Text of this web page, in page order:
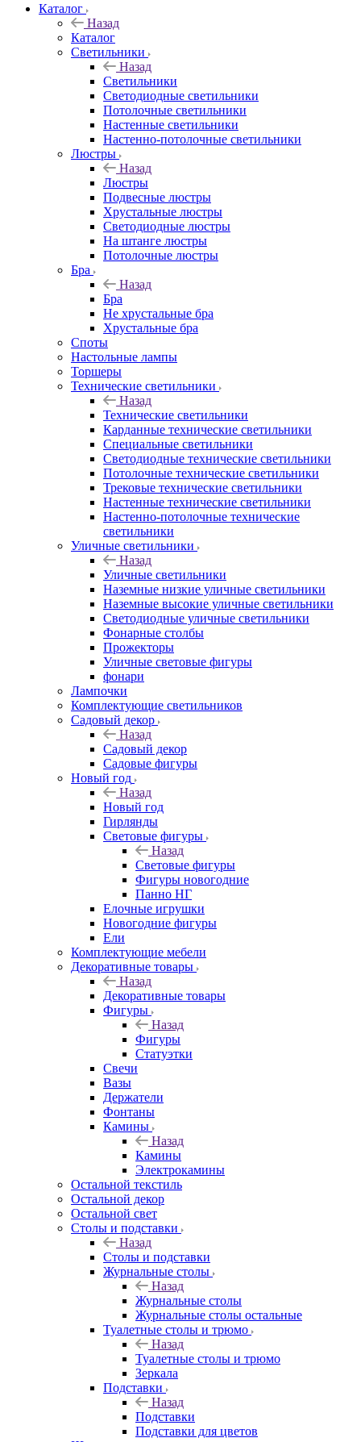
Каталог
Назад
Каталог
Светильники
Назад
Светильники
Светодиодные светильники
Потолочные светильники
Настенные светильники
Настенно-потолочные светильники
Люстры
Назад
Люстры
Подвесные люстры
Хрустальные люстры
Светодиодные люстры
На штанге люстры
Потолочные люстры
Бра
Назад
Бра
Не хрустальные бра
Хрустальные бра
Споты
Настольные лампы
Торшеры
Технические светильники
Назад
Технические светильники
Карданные технические светильники
Специальные светильники
Светодиодные технические светильники
Потолочные технические светильники
Трековые технические светильники
Настенные технические светильники
Настенно-потолочные технические
светильники
Уличные светильники
Назад
Уличные светильники
Наземные низкие уличные светильники
Наземные высокие уличные светильники
Светодиодные уличные светильники
Фонарные столбы
Прожекторы
Уличные световые фигуры
фонари
Лампочки
Комплектующие светильников
Садовый декор
Назад
Садовый декор
Садовые фигуры
Новый год
Назад
Новый год
Гирлянды
Световые фигуры
Назад
Световые фигуры
Фигуры новогодние
Панно НГ
Елочные игрушки
Новогодние фигуры
Ели
Комплектующие мебели
Декоративные товары
Назад
Декоративные товары
Фигуры
Назад
Фигуры
Статуэтки
Свечи
Вазы
Держатели
Фонтаны
Камины
Назад
Камины
Электрокамины
Остальной текстиль
Остальной декор
Остальной свет
Столы и подставки
Назад
Столы и подставки
Журнальные столы
Назад
Журнальные столы
Журнальные столы остальные
Туалетные столы и трюмо
Назад
Туалетные столы и трюмо
Зеркала
Подставки
Назад
Подставки
Подставки для цветов